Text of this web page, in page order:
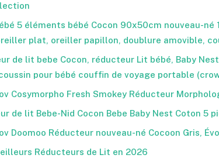
5 éléments bébé Cocon 90x50cm nouveau-né
plat, oreiller papillon, doublure amovible,
de lit bebe Cocon, réducteur Lit bébé, Baby
pour bébé couffin de voyage portable
Cosymorpho Fresh Smokey Réducteur
de lit Bebe-Nid Cocon Bebe Baby Nest Coton 5
Doomoo Réducteur nouveau-né Cocoon Gris,
Réducteurs de Lit en 2026